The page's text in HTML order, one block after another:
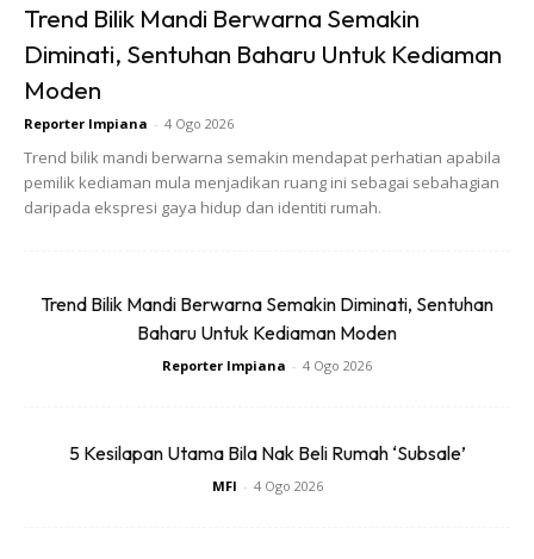
LAMA.
Trend Bilik Mandi Berwarna Semakin
Diminati, Sentuhan Baharu Untuk Kediaman
Moden
Reporter Impiana - 4 Ogo 2026
Trend bilik mandi berwarna semakin mendapat perhatian apabila
pemilik kediaman mula menjadikan ruang ini sebagai sebahagian
daripada ekspresi gaya hidup dan identiti rumah.
Trend Bilik Mandi Berwarna Semakin Diminati, Sentuhan
Baharu Untuk Kediaman Moden
Reporter Impiana - 4 Ogo 2026
5 Kesilapan Utama Bila Nak Beli Rumah ‘Subsale’
MFI - 4 Ogo 2026